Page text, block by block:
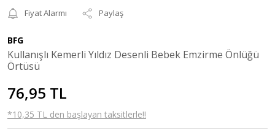
Fiyat Alarmı
Paylaş
BFG
Kullanışlı Kemerli Yıldız Desenli Bebek Emzirme Önlüğü
Örtüsü
76,95 TL
*10,35 TL den başlayan taksitlerle!!